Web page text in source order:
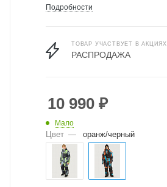
Подробности
ТОВАР УЧАСТВУЕТ В АКЦИЯХ
РАСПРОДАЖА
10 990 ₽
Мало
Цвет — оранж/черный